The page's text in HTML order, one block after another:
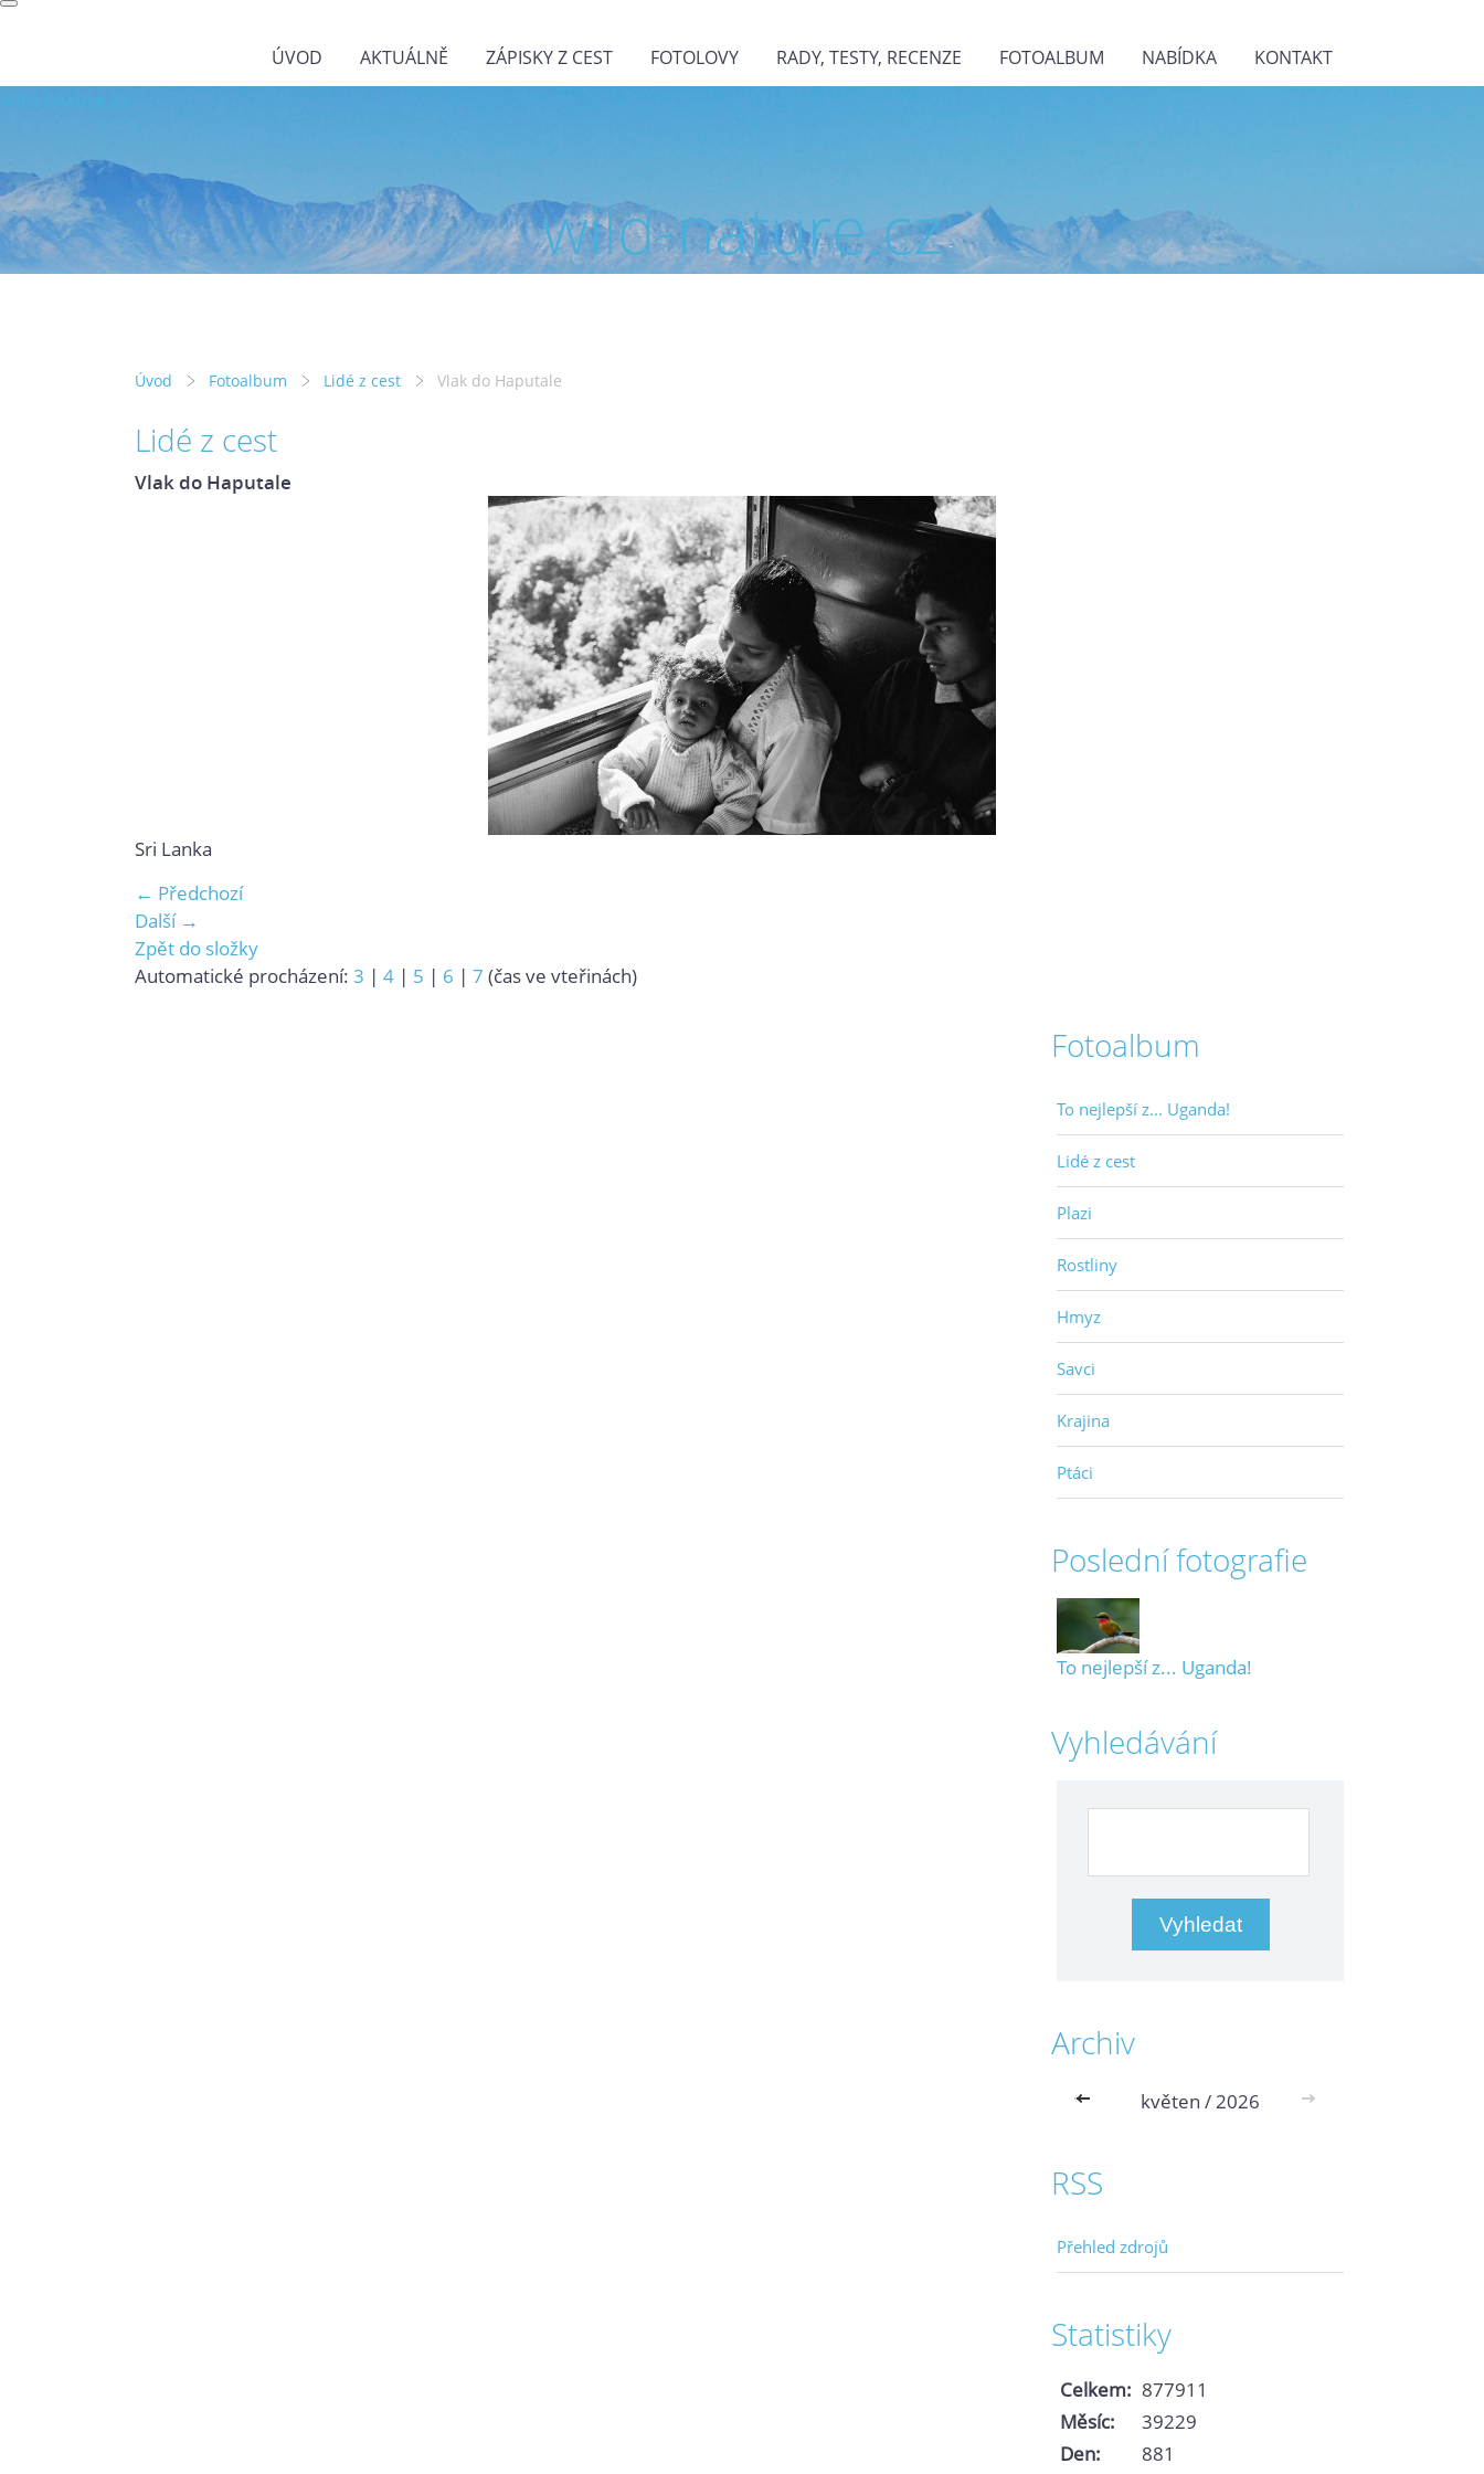
ÚVOD AKTUÁLNĚ ZÁPISKY Z CEST FOTOLOVY RADY, TESTY, RECENZE FOTOALBUM NABÍDKA KONTAKT
wild-nature.cz
Úvod Fotoalbum Lidé z cest Vlak do Haputale
Lidé z cest
Vlak do Haputale
Sri Lanka
← Předchozí
Další →
Zpět do složky
Automatické procházení: 3 | 4 | 5 | 6 | 7 (čas ve vteřinách)
Fotoalbum
To nejlepší z... Uganda!
Lidé z cest
Plazi
Rostliny
Hmyz
Savci
Krajina
Ptáci
Poslední fotografie
To nejlepší z... Uganda!
Vyhledávání
Archiv
<< květen / 2026 >>
RSS
Přehled zdrojů
Statistiky
Celkem: 877911
Měsíc:
39229
Den:
881